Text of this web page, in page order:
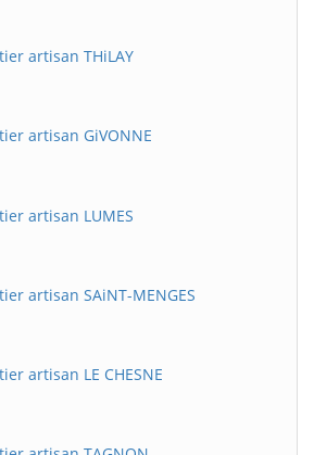
artisan THiLAY
artisan GiVONNE
artisan LUMES
artisan SAiNT-MENGES
artisan LE CHESNE